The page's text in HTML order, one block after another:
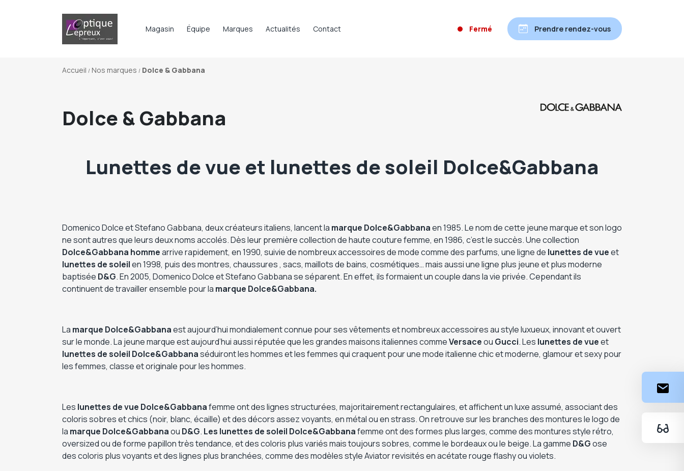
Magasin Équipe Marques Actualités Contact Fermé Prendre rendez-vous
Accueil Nos marques Dolce & Gabbana
Dolce & Gabbana
Lunettes de vue et lunettes de soleil Dolce&Gabbana
Domenico Dolce et Stefano Gabbana, deux créateurs italiens, lancent la marque Dolce&Gabbanaen 1985. Le nom de cette jeune marque et son logo
ne sont autres que leurs deux noms accolés. Dès leur première collection de haute couture femme, en 1986, c’est le succès. Une collection
Dolce&Gabbana hommearrive rapidement, en 1990, suivie de nombreux accessoires de mode comme des parfums, une ligne de lunettes de vueet
lunettes de soleilen 1998, puis des montres, chaussures , sacs, maillots de bains, cosmétiques… mais aussi une ligne plus jeune et plus moderne
baptisée D&G. En 2005, Domenico Dolce et Stefano Gabbana se séparent. En effet, ils formaient un couple dans la vie privée. Cependant ils
continuent de travailler ensemble pour la marque Dolce&Gabbana.
La marque Dolce&Gabbanaest aujourd’hui mondialement connue pour ses vêtements et nombreux accessoires au style luxueux, innovant et ouvert
sur le monde. La jeune marque est aujourd’hui aussi réputée que les grandes maisons italiennes commeVersaceou Gucci. Les lunettes de vueet
lunettes de soleil Dolce&Gabbanaséduiront les hommes et les femmes qui craquent pour une mode italienne chic et moderne, glamour et sexy pour
les femmes, classe et originale pour les hommes.
Les lunettes de vue Dolce&Gabbanafemme ont des lignes structurées, majoritairement rectangulaires, et affichent un luxe assumé, associant des
coloris sobres et chics (noir, blanc, écaille) et des décors assez voyants, en métal ou en strass. On retrouve sur les branches des montures le logo de
la marque Dolce&Gabbanaou D&G. Les lunettes de soleil Dolce&Gabbanafemme ont des formes plus larges, comme des montures style rétro,
oversized ou de forme papillon très tendance, et des coloris plus variés mais toujours sobres, comme le bordeaux ou le beige. La gamme D&Gose
des coloris plus voyants et des lignes plus branchées, comme des modèles style Aviator revisités en acétate rouge flashy ou violets.